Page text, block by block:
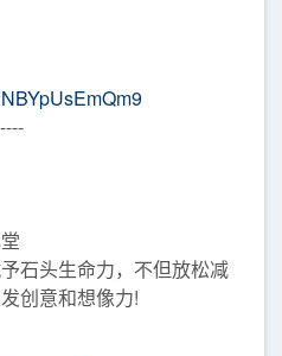
石头生命力，不但放松减
创意和想像力!